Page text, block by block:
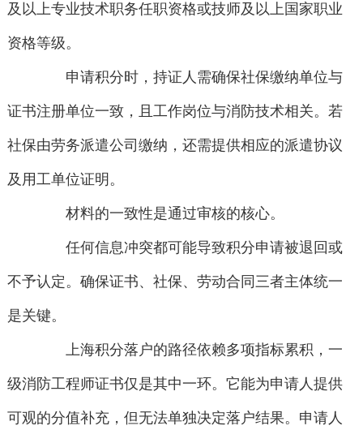
及以上专业技术职务任职资格或技师及以上国家职业
资格等级。
申请积分时，持证人需确保社保缴纳单位与
证书注册单位一致，且工作岗位与消防技术相关。若
社保由劳务派遣公司缴纳，还需提供相应的派遣协议
及用工单位证明。
材料的一致性是通过审核的核心。
任何信息冲突都可能导致积分申请被退回或
不予认定。确保证书、社保、劳动合同三者主体统一
是关键。
上海积分落户的路径依赖多项指标累积，一
级消防工程师证书仅是其中一环。它能为申请人提供
可观的分值补充，但无法单独决定落户结果。申请人